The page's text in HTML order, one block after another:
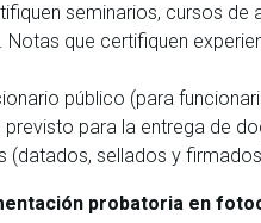
seminarios, cursos
que certifiquen
público (para
para la entrega de
(datados, sellados y
probatoria en